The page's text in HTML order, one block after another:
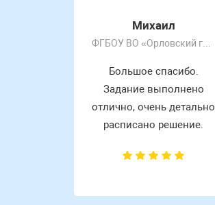
Михаил
ФГБОУ ВО «Орловский государственный университет имени И.С. Тургенева»
Большое спасибо.
Задание выполнено
отлично, очень детально
расписано решение.